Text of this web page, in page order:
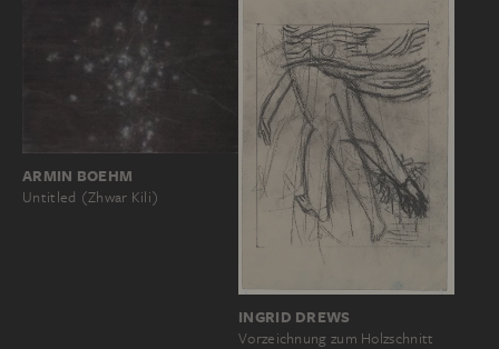
ARMIN BOEHM
Untitled (Zhwar Kili)
INGRID DREWS
Vorzeichnung zum Holzschnitt